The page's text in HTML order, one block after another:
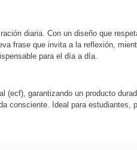
diaria. Con un diseño que
frase que invita a la reflexión,
para el día a día.
(ecf), garantizando un producto
consciente. Ideal para estudiantes,